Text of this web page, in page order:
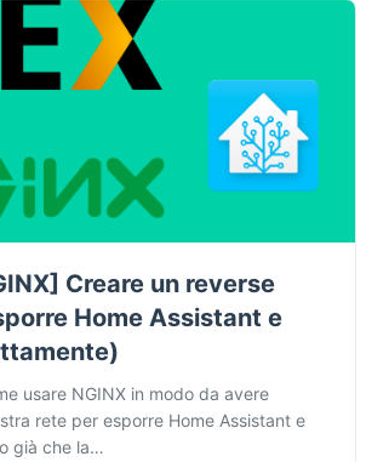
Creare un reverse
Home Assistant e
usare NGINX in modo da avere
rete per esporre Home Assistant e
già che la…